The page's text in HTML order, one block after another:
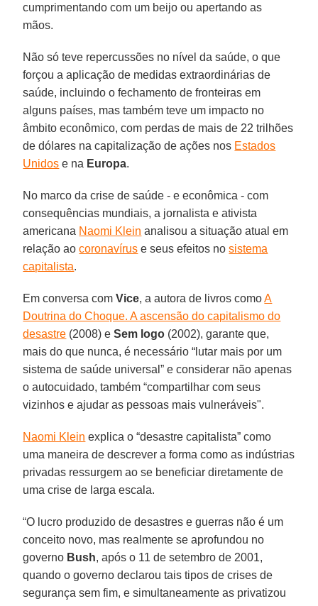
cumprimentando com um beijo ou apertando as
mãos.
Não só teve repercussões no nível da saúde, o que
forçou a aplicação de medidas extraordinárias de
saúde, incluindo o fechamento de fronteiras em
alguns países, mas também teve um impacto no
âmbito econômico, com perdas de mais de 22 trilhões
de dólares na capitalização de ações nos Estados
Unidos e na Europa.
No marco da crise de saúde - e econômica - com
consequências mundiais, a jornalista e ativista
americana Naomi Klein analisou a situação atual em
relação aocoronavírus e seus efeitos nosistema
capitalista.
Em conversa comVice, a autora de livros comoA
Doutrina do Choque. A ascensão do capitalismo do
desastre (2008) eSem logo (2002), garante que,
mais do que nunca, é necessário “lutar mais por um
sistema de saúde universal” e considerar não apenas
o autocuidado, também “compartilhar com seus
vizinhos e ajudar as pessoas mais vulneráveis".
Naomi Klein explica o “desastre capitalista” como
uma maneira de descrever a forma como as indústrias
privadas ressurgem ao se beneficiar diretamente de
uma crise de larga escala.
“O lucro produzido de desastres e guerras não é um
conceito novo, mas realmente se aprofundou no
governo Bush, após o 11 de setembro de 2001,
quando o governo declarou tais tipos de crises de
segurança sem fim, e simultaneamente as privatizou